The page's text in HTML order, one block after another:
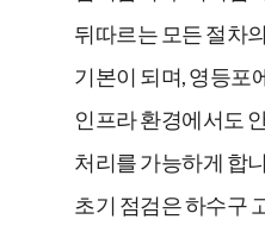
뒤따르는 모든 절차
기본이 되며, 영등포
인프라 환경에서도
처리를 가능하게 합
초기 점검은 하수구